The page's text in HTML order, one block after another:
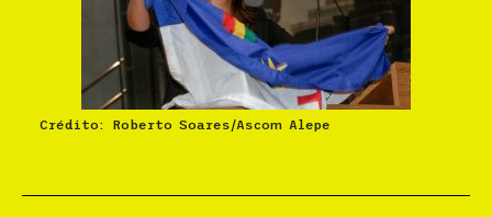
Crédito: Roberto Soares/Ascom Alepe